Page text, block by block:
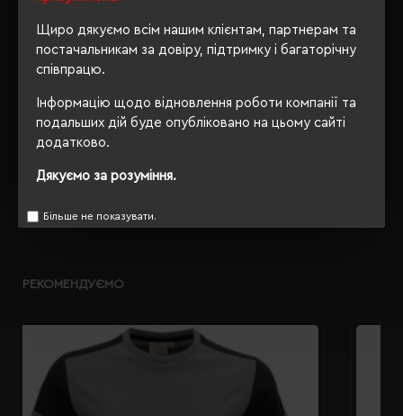
Щиро дякуємо всім нашим клієнтам, партнерам та
постачальникам за довіру, підтримку і багаторічну
співпрацю.
Інформацію щодо відновлення роботи компанії та
подальших дій буде опубліковано на цьому сайті
додатково.
Дякуємо за розуміння.
Більше не показувати.
OEKO-TEX® Standard 100,
ОПИС
РЕКОМЕНДУЄМО